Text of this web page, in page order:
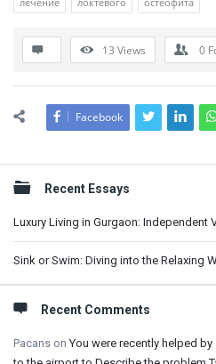
13 Views 0
Facebook
Sidebar
Recent Essays
Luxury Living in Gurgaon: Independent
Sink or Swim: Diving into the Relaxing
Recent Comments
Pacans onYou were recently helped